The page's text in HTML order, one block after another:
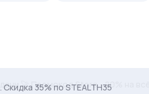
🚀 Промокод Store - 20% на всё!
35% по STEALTH35